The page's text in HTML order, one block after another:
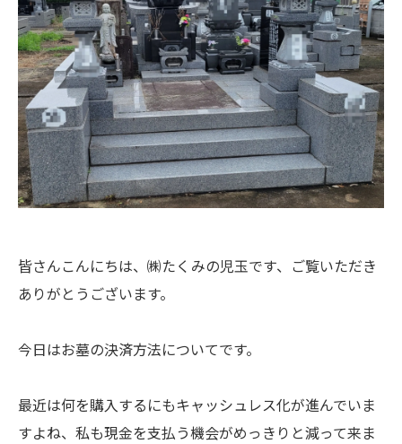
皆さんこんにちは、㈱たくみの児玉です、ご覧いただき
ありがとうございます。
今日はお墓の決済方法についてです。
最近は何を購入するにもキャッシュレス化が進んでいま
すよね、私も現金を支払う機会がめっきりと減って来ま